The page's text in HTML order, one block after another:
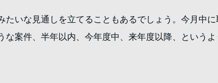
たいな見通しを立てることもあるでしょう。今月中に
な案件、半年以内、今年度中、来年度以降、というよ